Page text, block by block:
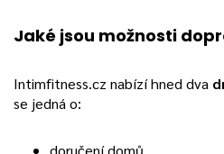
Jaké jsou možnosti
Intimfitness.cz nabízí hned dva
se jedná o:
doručení domů